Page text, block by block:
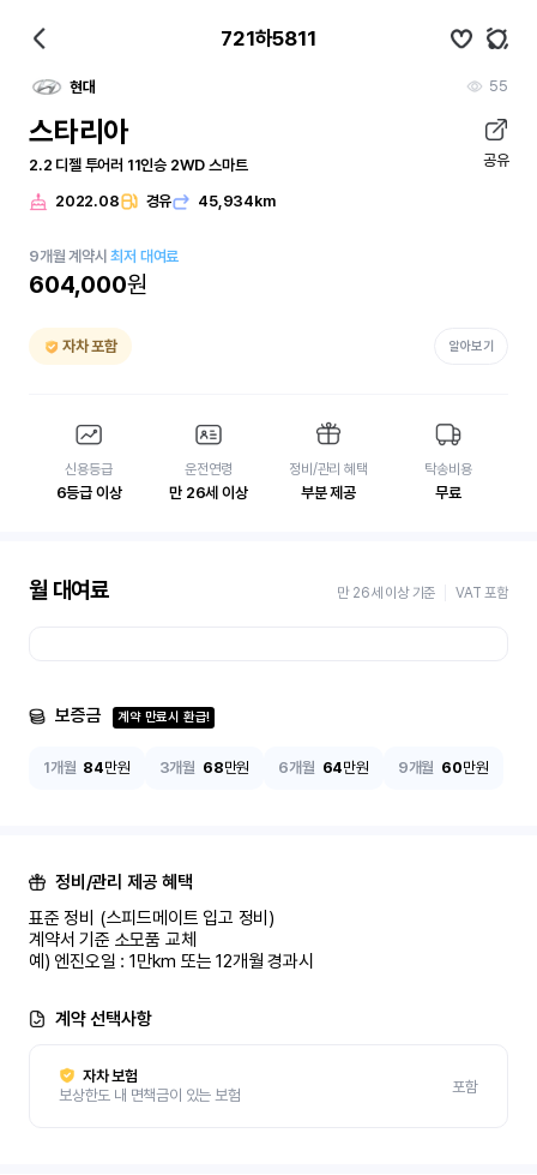
721하5811
현대 55
스타리아
2.2 디젤 투어러 11인승 2WD 스마트 공유
2022.08 경유 45,934km
9개월 계약시최저 대여료
604,000원
자차 포함 알아보기
신용등급
6등급 이상
운전연령
만 26세 이상
정비/관리 혜택
부분 제공
탁송비용
무료
월 대여료 만 26세 이상 기준 VAT 포함
보증금 계약 만료시 환급!
1개월 84만원 3개월 68만원 6개월 64만원 9개월 60만원
정비/관리 제공 혜택
표준 정비 (스피드메이트 입고 정비)
계약서 기준 소모품 교체
예) 엔진오일 : 1만km 또는 12개월 경과시
계약 선택사항
자차 보험
보상한도 내 면책금이 있는 보험
포함